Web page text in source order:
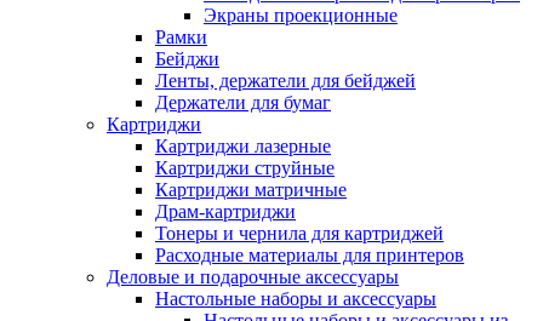
Экраны проекционные
Рамки
Бейджи
Ленты, держатели для бейджей
Держатели для бумаг
Картриджи
Картриджи лазерные
Картриджи струйные
Картриджи матричные
Драм-картриджи
Тонеры и чернила для картриджей
Расходные материалы для принтеров
Деловые и подарочные аксессуары
Настольные наборы и аксессуары